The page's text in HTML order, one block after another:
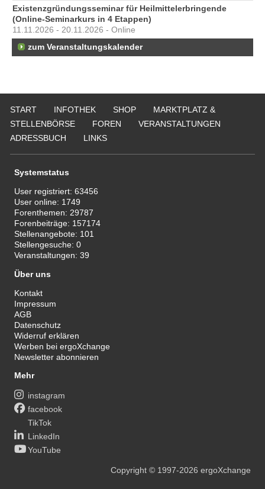
Existenzgründungsseminar für Heilmittelerbringende
(Online-Seminarkurs in 4 Etappen)
11.11.2026 - 20.11.2026 - Online
zum Veranstaltungskalender
START INFOTHEK SHOP
MARKTPLATZ &
STELLENBÖRSE
FOREN
VERANSTALTUNGEN
ADRESSBUCH
LINKS
Systemstatus
User registriert:63456
User online: 1749
Forenthemen: 29787
Forenbeiträge: 157174
Stellenangebote: 101
Stellengesuche:0
Veranstaltungen:39
Über uns
Kontakt
Impressum
AGB
Datenschutz
Widerruf erklären
Werben bei ergoXchange
Newsletter abonnieren
Mehr
instagram
facebook
TikTok
LinkedIn
YouTube
Copyright© 1997-2026 ergoXchange